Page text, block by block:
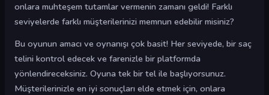
onlara muhteşem tutamlar vermenin zamanı geldi! Farklı
seviyelerde farklı müşterilerinizi memnun edebilir misiniz?
Bu oyunun amacı ve oynanışı çok basit! Her seviyede, bir saç
telini kontrol edecek ve farenizle bir platformda
yönlendireceksiniz. Oyuna tek bir tel ile başlıyorsunuz.
Müşterilerinizle en iyi sonuçları elde etmek için, onlara